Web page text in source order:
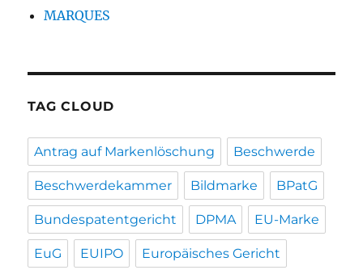
MARQUES
TAG CLOUD
Antrag auf Markenlöschung Beschwerde
Beschwerdekammer Bildmarke BPatG
Bundespatentgericht DPMA EU-Marke
EuG EUIPO Europäisches Gericht